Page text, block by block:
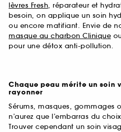
lèvres Fresh, réparateur et
besoin, on applique un soin
ou encore matifiant. Envie de
masque au charbon Clinique
pour une détox anti-pollution.
Chaque peau mérite un soin
rayonner
Sérums, masques, gommages
n’aurez que l’embarras du
Trouver cependant un soin